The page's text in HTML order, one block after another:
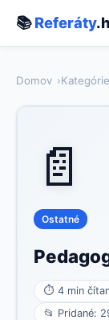
📚Referáty
Domov Kategórie
📄
Ostatné
⏱ 4 min
📂 Pridané: